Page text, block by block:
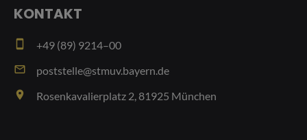
KONTAKT
smartphone +49 (89) 9214–00
email poststelle@stmuv.bayern.de
place Rosenkavalierplatz 2, 81925 München